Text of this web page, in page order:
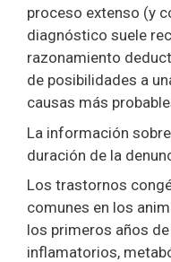
proceso extenso (y
diagnóstico suele
razonamiento
de posibilidades a
causas más
La información
duración de la
Los trastornos
comunes en los
los primeros años
inflamatorios,